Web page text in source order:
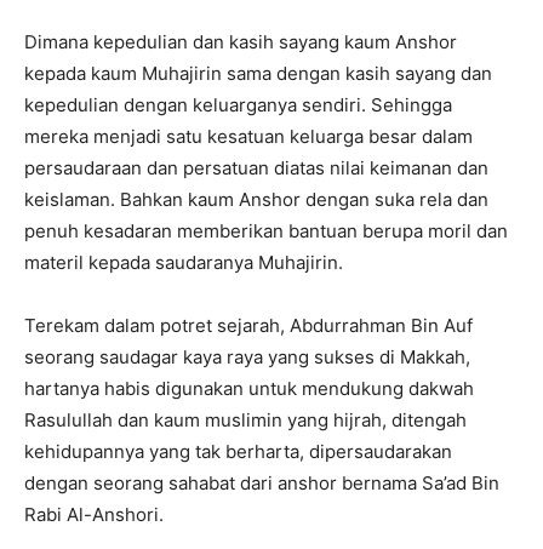
Dimana kepedulian dan kasih sayang kaum Anshor
kepada kaum Muhajirin sama dengan kasih sayang dan
kepedulian dengan keluarganya sendiri. Sehingga
mereka menjadi satu kesatuan keluarga besar dalam
persaudaraan dan persatuan diatas nilai keimanan dan
keislaman. Bahkan kaum Anshor dengan suka rela dan
penuh kesadaran memberikan bantuan berupa moril dan
materil kepada saudaranya Muhajirin.
Terekam dalam potret sejarah, Abdurrahman Bin Auf
seorang saudagar kaya raya yang sukses di Makkah,
hartanya habis digunakan untuk mendukung dakwah
Rasulullah dan kaum muslimin yang hijrah, ditengah
kehidupannya yang tak berharta, dipersaudarakan
dengan seorang sahabat dari anshor bernama Sa’ad Bin
Rabi Al-Anshori.